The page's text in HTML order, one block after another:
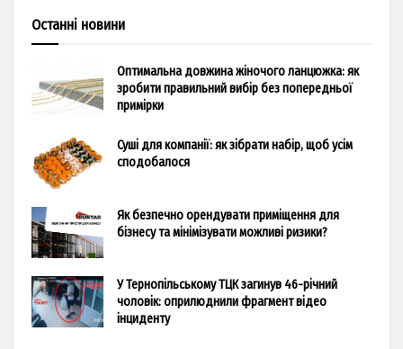
Останні новини
Оптимальна довжина жіночого ланцюжка: як
зробити правильний вибір без попередньої
примірки
Суші для компанії: як зібрати набір, щоб усім
сподобалося
Як безпечно орендувати приміщення для
бізнесу та мінімізувати можливі ризики?
У Тернопільському ТЦК загинув 46-річний
чоловік: оприлюднили фрагмент відео
інциденту